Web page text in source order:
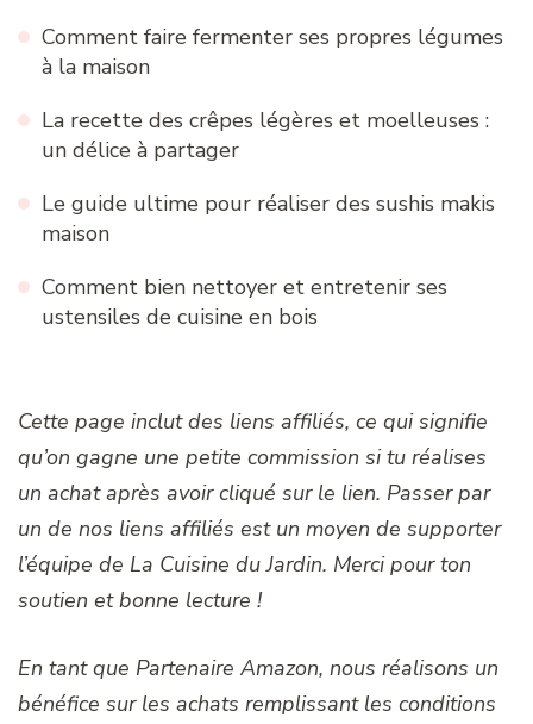
Comment faire fermenter ses propres légumes
à la maison
La recette des crêpes légères et moelleuses :
un délice à partager
Le guide ultime pour réaliser des sushis makis
maison
Comment bien nettoyer et entretenir ses
ustensiles de cuisine en bois
Cette page inclut des liens affiliés, ce qui signifie
qu’on gagne une petite commission si tu réalises
un achat après avoir cliqué sur le lien. Passer par
un de nos liens affiliés est un moyen de supporter
l’équipe de La Cuisine du Jardin. Merci pour ton
soutien et bonne lecture !
En tant que Partenaire Amazon, nous réalisons un
bénéfice sur les achats remplissant les conditions